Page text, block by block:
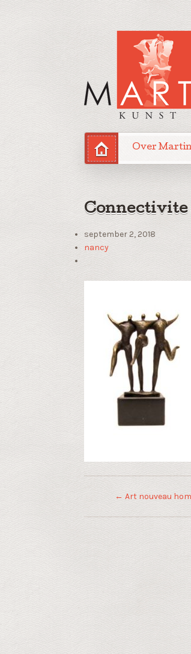
Over
Connectivite
september 2, 2018
nancy
← Art nouveau